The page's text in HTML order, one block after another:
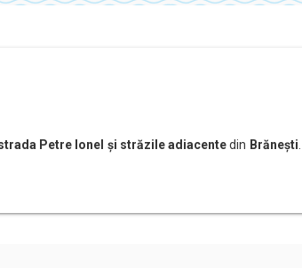
Petre Ionel și străzile adiacentedin Brănești